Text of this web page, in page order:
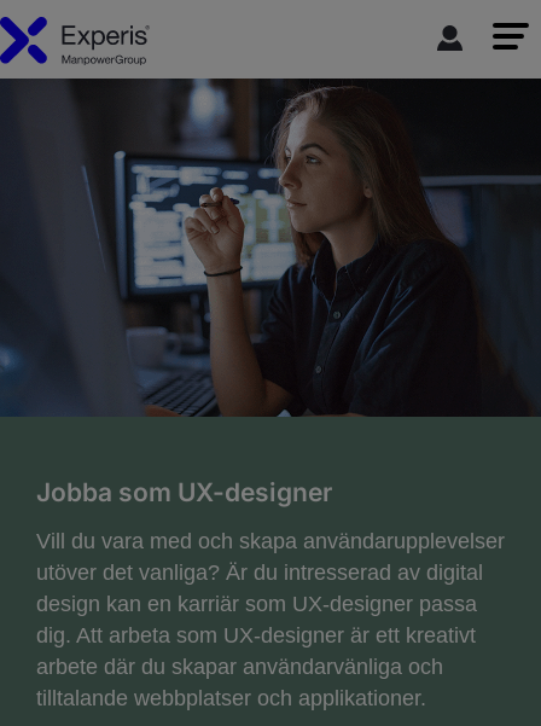
Jobba som UX-designer
Vill du vara med och skapa användarupplevelser
utöver det vanliga? Är du intresserad av digital
design kan en karriär som UX-designer passa
dig. Att arbeta som UX-designer är ett kreativt
arbete där du skapar användarvänliga och
tilltalande webbplatser och applikationer.